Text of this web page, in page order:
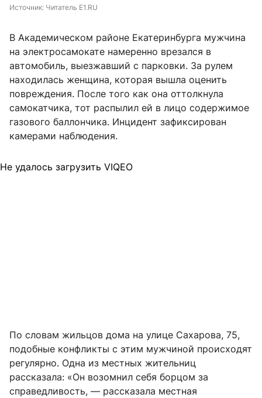
Источник: Читатель E1.RU
В Академическом районе Екатеринбурга мужчина
на электросамокате намеренно врезался в
автомобиль, выезжавший с парковки. За рулем
находилась женщина, которая вышла оценить
повреждения. После того как она оттолкнула
самокатчика, тот распылил ей в лицо содержимое
газового баллончика. Инцидент зафиксирован
камерами наблюдения.
Не удалось загрузить VIQEO
По словам жильцов дома на улице Сахарова, 75,
подобные конфликты с этим мужчиной происходят
регулярно. Одна из местных жительниц
рассказала: «Он возомнил себя борцом за
справедливость, — рассказала местная